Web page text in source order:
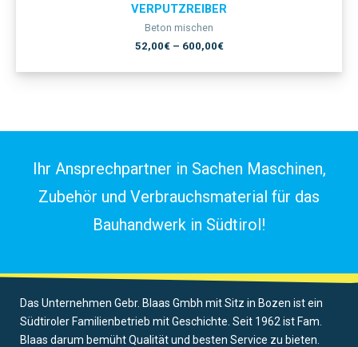
VERPUTZREIBER
Beton mischen
52,00€– 600,00€
Ihr Ansprechpartner in Sachen Maschinen,
Zubehör und Verbrauchsmaterial für das
Bauhandwerk in Südtirol!
Das Unternehmen Gebr. Blaas Gmbh mit Sitz in Bozen ist ein
Südtiroler Familienbetrieb mit Geschichte. Seit 1962 ist Fam.
Blaas darum bemüht Qualität und besten Service zu bieten.